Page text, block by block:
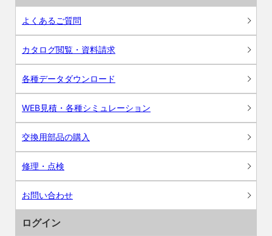
よくあるご質問
カタログ閲覧・資料請求
各種データダウンロード
WEB見積・各種シミュレーション
交換用部品の購入
修理・点検
お問い合わせ
ログイン